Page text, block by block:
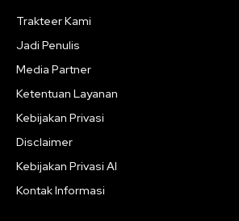
Trakteer Kami
Jadi Penulis
Media Partner
Ketentuan Layanan
Kebijakan Privasi
Disclaimer
Kebijakan Privasi AI
Kontak Informasi